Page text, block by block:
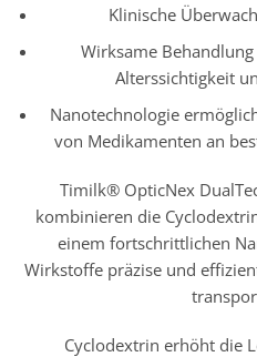
Klinische
Wirksame
Alterssichtigkeit
Nanotechnologie
von Medikamenten an
Timilk® OpticNex
kombinieren die
einem fortschrittlichen
Wirkstoffe präzise und
Cyclodextrin erhöht die